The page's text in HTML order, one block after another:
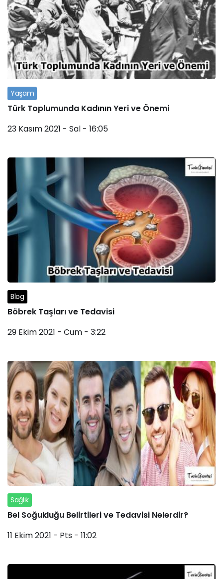
Yaşam
Türk Toplumunda Kadının Yeri ve Önemi
23 Kasım 2021 - Sal - 16:05
Blog
Böbrek Taşları ve Tedavisi
29 Ekim 2021 - Cum - 3:22
Sağlık
Bel Soğukluğu Belirtileri ve Tedavisi Nelerdir?
11 Ekim 2021 - Pts - 11:02